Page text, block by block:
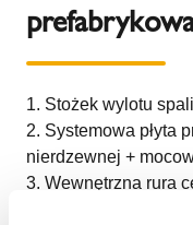
Stożek wylotu
Systemowa płyta
nierdzewnej +
Wewnętrzna rura